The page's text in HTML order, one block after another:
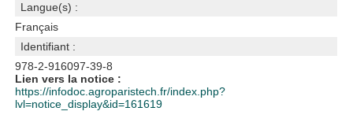
Langue(s) :
Français
Identifiant :
978-2-916097-39-8
Lien vers la notice :
https://infodoc.agroparistech.fr/index.php?
lvl=notice_display&id=161619